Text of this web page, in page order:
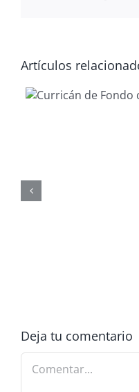
Artículos
Deja tu comentario
Comentar